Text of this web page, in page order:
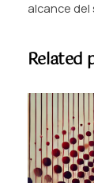
e
s
a
m
i
alcance del
Related